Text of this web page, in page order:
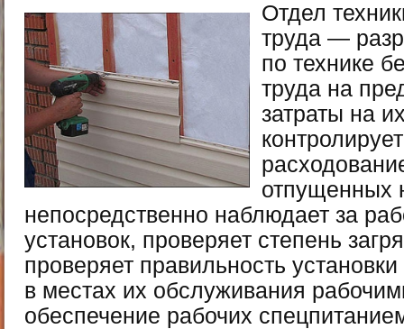
Отдел
труда —
по технике
труда на
затраты на
отпущенных
непосредственно наблюдает за
установок, проверяет степень
проверяет правильность
в местах их обслуживания
обеспечение рабочих